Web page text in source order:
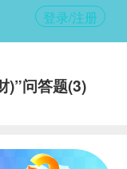
登录/注册
)”问答题(3)